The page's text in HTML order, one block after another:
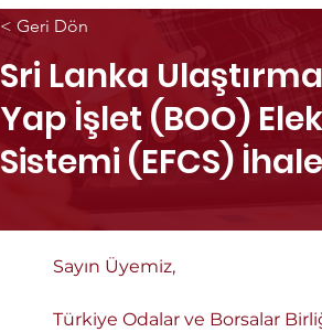
< Geri Dön
Sri Lanka
Yap İşlet (BOO)
Sistemi (EFCS)
Sayın Üyemiz,
Türkiye Odalar ve Borsalar